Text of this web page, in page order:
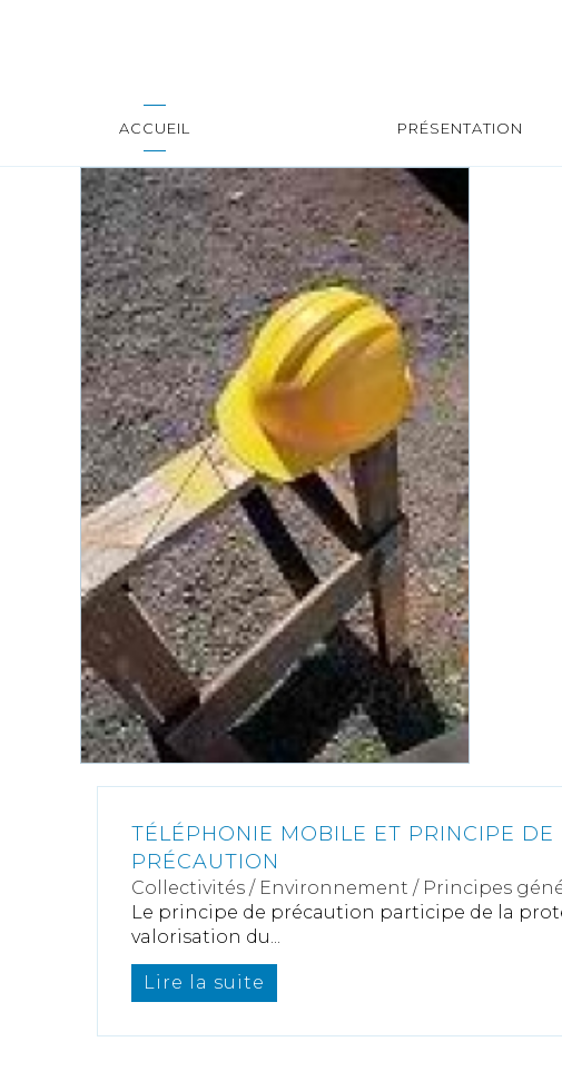
ACCUEIL PRÉSENTATION
TÉLÉPHONIE MOBILE ET PRINCIPE DE
PRÉCAUTION
Collectivités / Environnement / Principes
Le principe de précaution participe de la
valorisation du...
Lire la suite